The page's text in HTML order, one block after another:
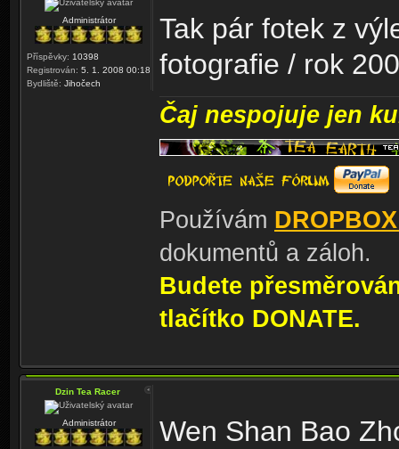
Administrátor
Příspěvky: 10398
Registrován: 5. 1. 2008 00:18
Bydliště: Jihočech
Tak pár fotek z
fotografie / rok
Čaj nespojuje jen
Používám
dokumentů a záloh.
Budete
tlačítko DONATE.
Dzin Tea Racer
Administrátor
Wen Shan Bao